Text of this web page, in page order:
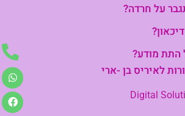
על חרדה?
התת מודע?